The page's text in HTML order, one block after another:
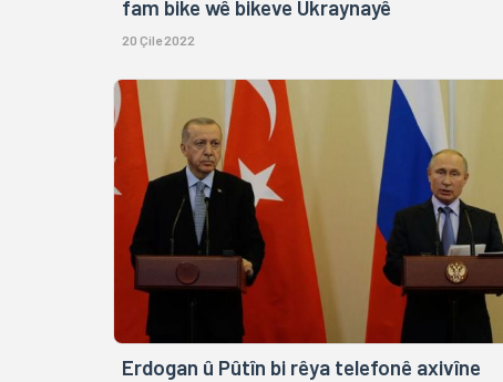
fam bike wê bikeve Ûkraynayê
20 Çile 2022
Erdogan û Pûtîn bi rêya telefonê axivîne